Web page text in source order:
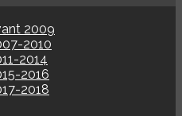
2009
2010
2014
2016
2018